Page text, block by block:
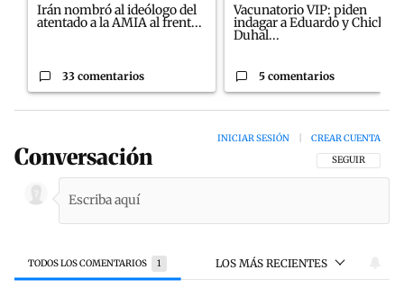
Irán nombró al ideólogo del
atentado a la AMIA al frent...
33 comentarios
Vacunatorio VIP: piden
indagar a Eduardo y Chiche
Duhal...
5 comentarios
Conversación SIGA ESTA
SEGUIR
INICIAR SESIÓN CREAR CUENTA
TODOS LOS COMENTARIOS 1 LOS MÁS RECIENTES